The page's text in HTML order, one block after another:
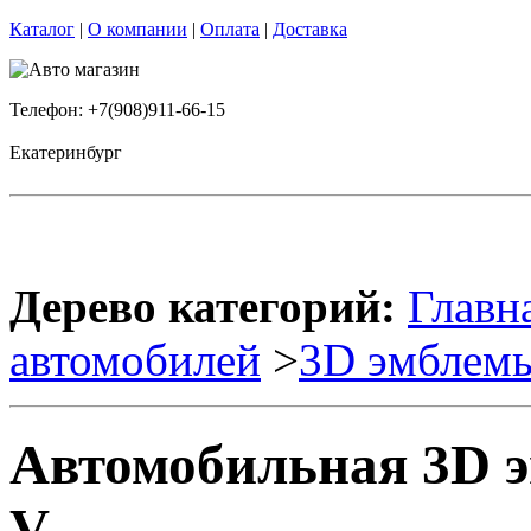
Каталог | О компании | Оплата | Доставка
Телефон: +7(908)911-66-15
Екатеринбург
Дерево категорий:
автомобилей >3D
Автомобильная 3D